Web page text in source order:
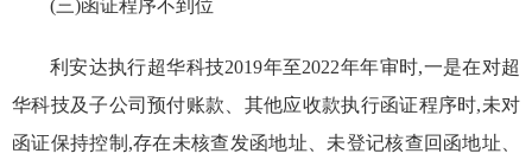
(三)函证程序不到位
利安达执行超华科技2019年至2022年年审时,一是在对超
华科技及子公司预付账款、 其他应收款执行函证程序时,未对
函证保持控制,存在未核查发函地址、未登记核查回函地址、